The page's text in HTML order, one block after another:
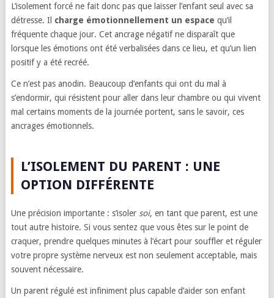
L’isolement forcé ne fait donc pas que laisser l’enfant seul avec sa
détresse. Il charge émotionnellement un espace qu’il
fréquente chaque jour. Cet ancrage négatif ne disparaît que
lorsque les émotions ont été verbalisées dans ce lieu, et qu’un lien
positif y a été recréé.
Ce n’est pas anodin. Beaucoup d’enfants qui ont du mal à
s’endormir, qui résistent pour aller dans leur chambre ou qui vivent
mal certains moments de la journée portent, sans le savoir, ces
ancrages émotionnels.
L’ISOLEMENT DU PARENT : UNE
OPTION DIFFÉRENTE
Une précision importante : s’isoler soi, en tant que parent, est une
tout autre histoire. Si vous sentez que vous êtes sur le point de
craquer, prendre quelques minutes à l’écart pour souffler et réguler
votre propre système nerveux est non seulement acceptable, mais
souvent nécessaire.
Un parent régulé est infiniment plus capable d’aider son enfant